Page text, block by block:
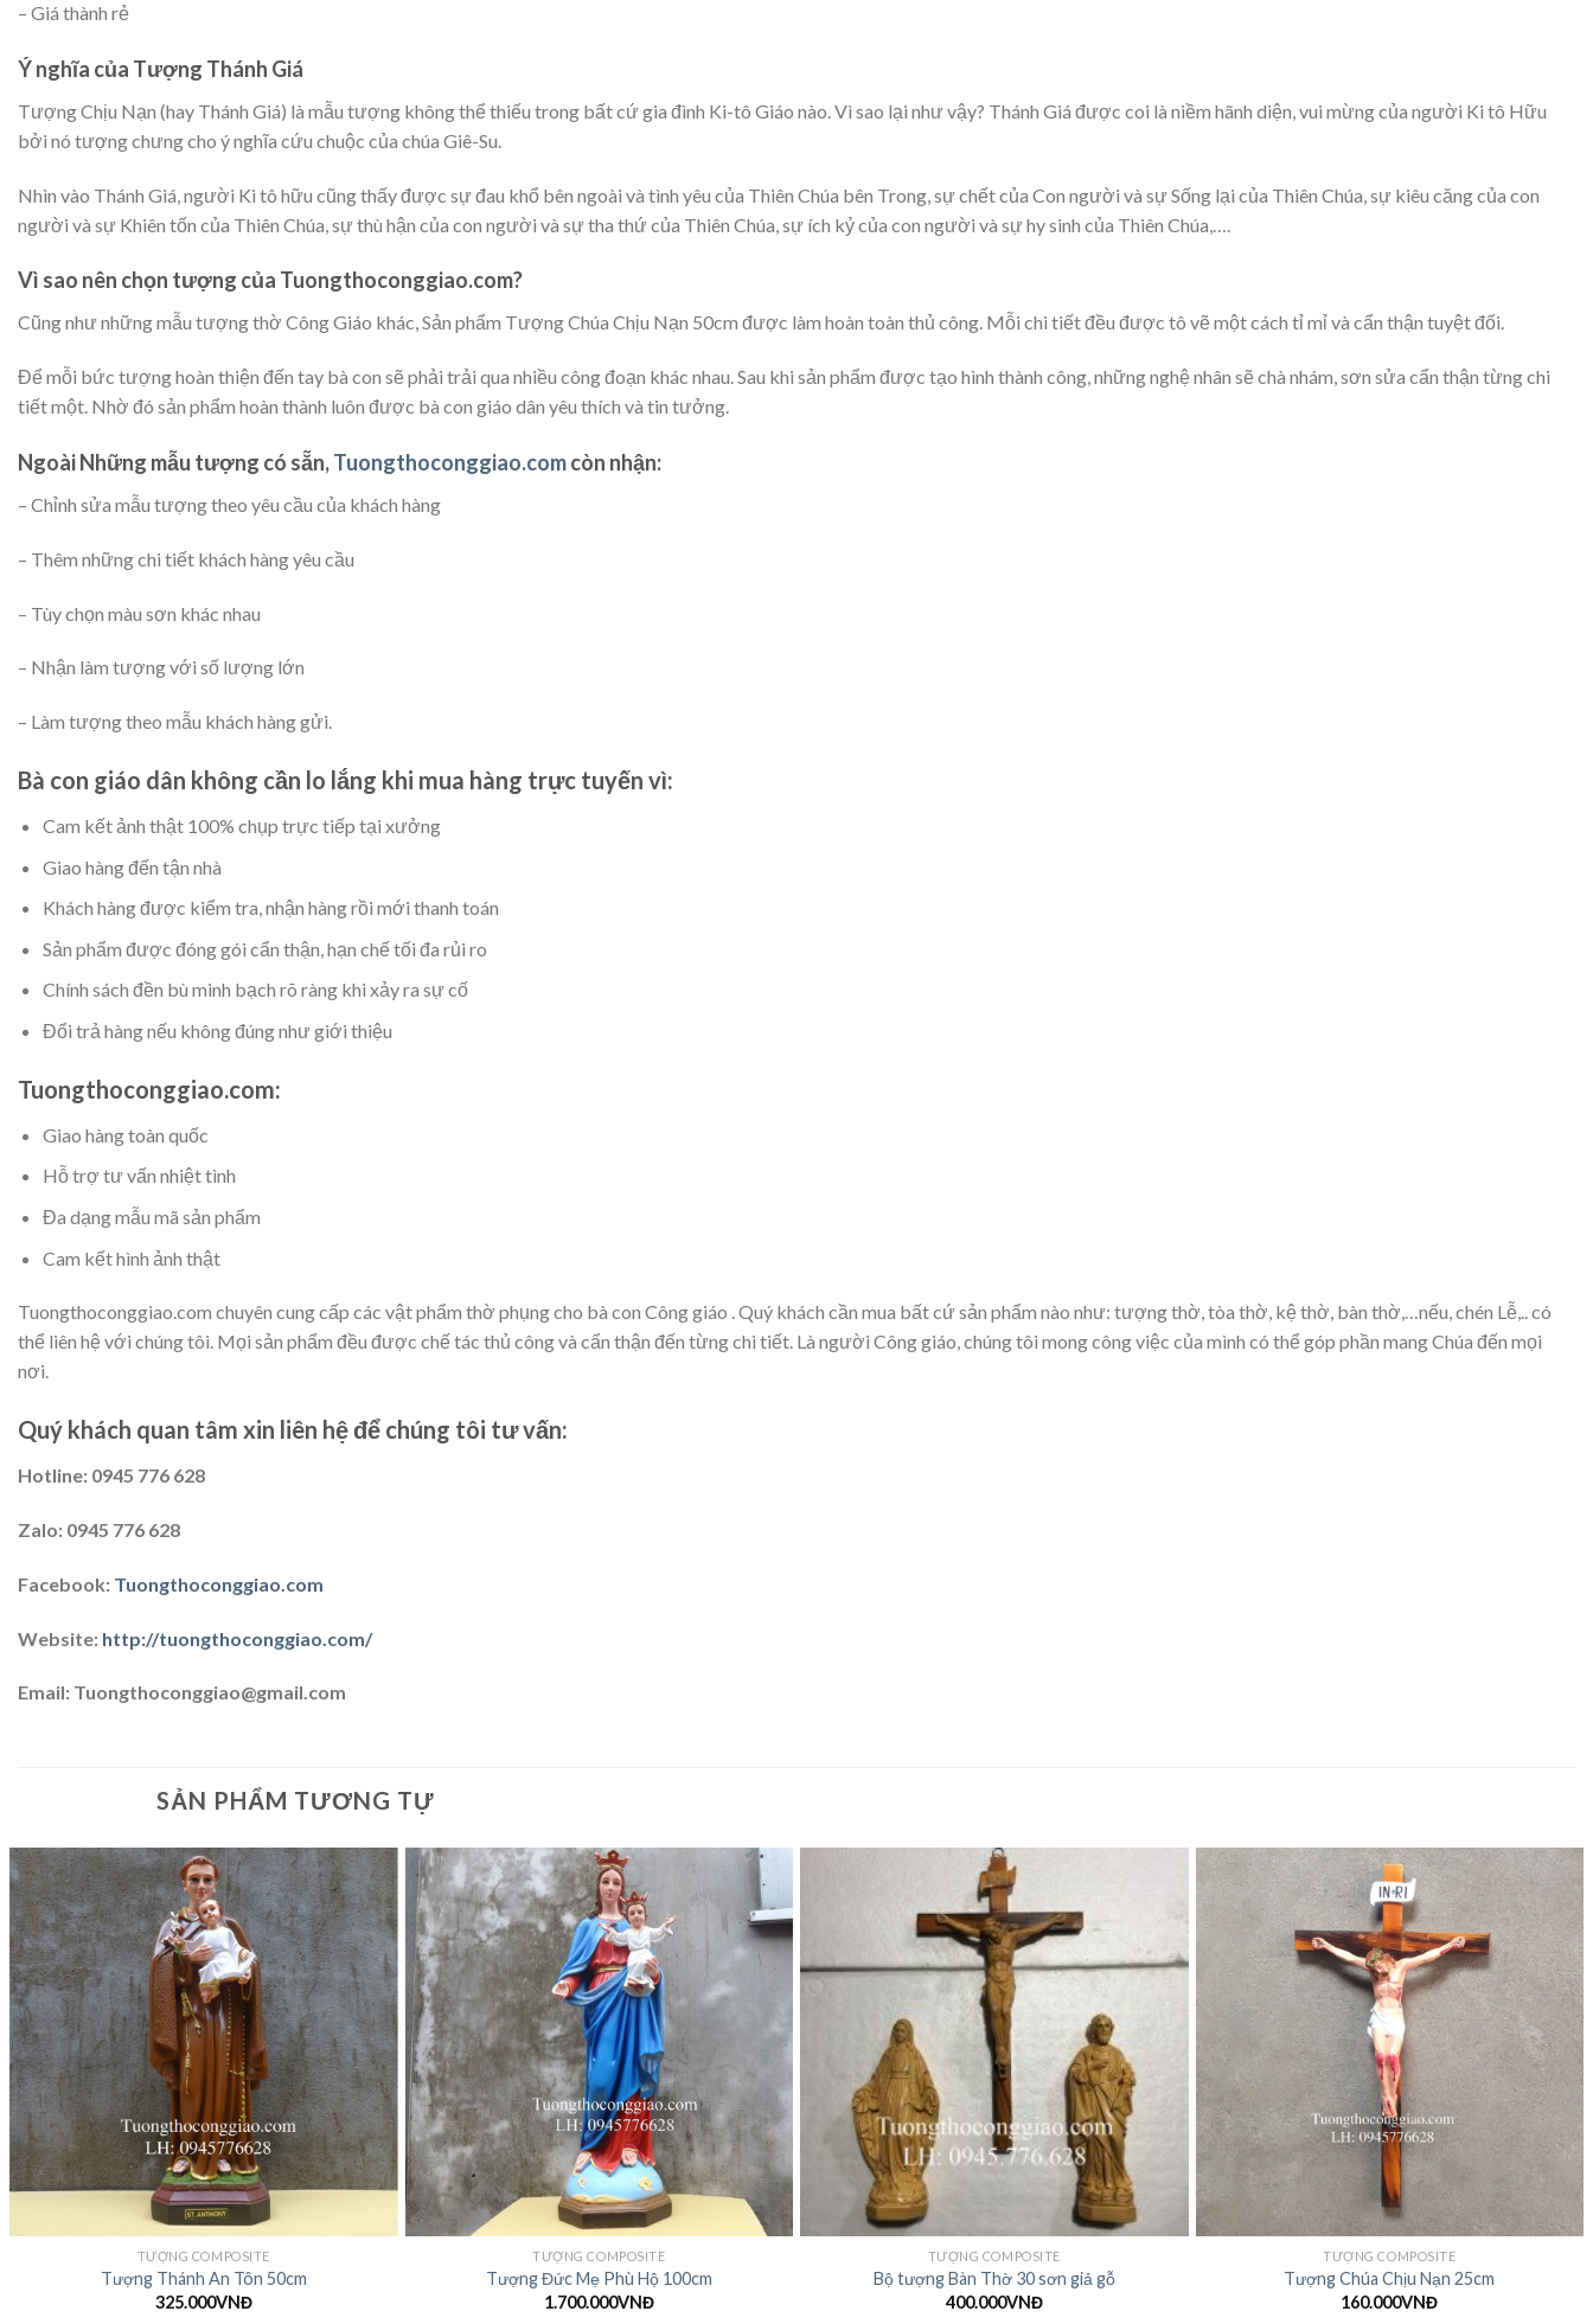
– Giá thành rẻ
Ý nghĩa của Tượng Thánh Giá
Tượng Chịu Nạn (hay Thánh Giá) là mẫu tượng không thể thiếu trong bất cứ gia đình Ki-tô Giáo nào. Vì sao lại như vậy? Thánh Giá được coi là niềm hãnh diện, vui mừng của người Ki tô Hữu
bởi nó tượng chưng cho ý nghĩa cứu chuộc của chúa Giê-Su.
Nhìn vào Thánh Giá, người Ki tô hữu cũng thấy được sự đau khổ bên ngoài và tình yêu của Thiên Chúa bên Trong, sự chết của Con người và sự Sống lại của Thiên Chúa, sự kiêu căng của con
người và sự Khiên tốn của Thiên Chúa, sự thù hận của con người và sự tha thứ của Thiên Chúa, sự ích kỷ của con người và sự hy sinh của Thiên Chúa,….
Vì sao nên chọn tượng của Tuongthoconggiao.com?
Cũng như những mẫu tượng thờ Công Giáo khác, Sản phẩm Tượng Chúa Chịu Nạn 50cm được làm hoàn toàn thủ công. Mỗi chi tiết đều được tô vẽ một cách tỉ mỉ và cẩn thận tuyệt đối.
Để mỗi bức tượng hoàn thiện đến tay bà con sẽ phải trải qua nhiều công đoạn khác nhau. Sau khi sản phẩm được tạo hình thành công, những nghệ nhân sẽ chà nhám, sơn sửa cẩn thận từng chi
tiết một. Nhờ đó sản phẩm hoàn thành luôn được bà con giáo dân yêu thích và tin tưởng.
Ngoài Những mẫu tượng có sẵn,Tuongthoconggiao.comcòn nhận:
– Chỉnh sửa mẫu tượng theo yêu cầu của khách hàng
– Thêm những chi tiết khách hàng yêu cầu
– Tùy chọn màu sơn khác nhau
– Nhận làm tượng với số lượng lớn
– Làm tượng theo mẫu khách hàng gửi.
Bà con giáo dân không cần lo lắng khi mua hàng trực tuyến vì:
Cam kết ảnh thật 100% chụp trực tiếp tại xưởng
Giao hàng đến tận nhà
Khách hàng được kiểm tra, nhận hàng rồi mới thanh toán
Sản phẩm được đóng gói cẩn thận, hạn chế tối đa rủi ro
Chính sách đền bù minh bạch rõ ràng khi xảy ra sự cố
Đổi trả hàng nếu không đúng như giới thiệu
Tuongthoconggiao.com:
Giao hàng toàn quốc
Hỗ trợ tư vấn nhiệt tình
Đa dạng mẫu mã sản phẩm
Cam kết hình ảnh thật
Tuongthoconggiao.com chuyên cung cấp các vật phẩm thờ phụng cho bà con Công giáo . Quý khách cần mua bất cứ sản phẩm nào như: tượng thờ, tòa thờ, kệ thờ, bàn thờ,…nếu, chén Lễ,.. có
thể liên hệ với chúng tôi. Mọi sản phẩm đều được chế tác thủ công và cẩn thận đến từng chi tiết. Là người Công giáo, chúng tôi mong công việc của mình có thể góp phần mang Chúa đến mọi
nơi.
Quý khách quan tâm xin liên hệ để chúng tôi tư vấn:
Hotline: 0945 776 628
Zalo: 0945 776 628
Facebook: Tuongthoconggiao.com
Website: http://tuongthoconggiao.com/
Email: Tuongthoconggiao@gmail.com
SẢN PHẨM TƯƠNG TỰ
TƯỢNG COMPOSITE
Tượng Thánh An Tôn 50cm
325.000VNĐ
TƯỢNG COMPOSITE
Tượng Đức Mẹ Phù Hộ 100cm
1.700.000VNĐ
TƯỢNG COMPOSITE
Bộ tượng Bàn Thờ 30 sơn giả gỗ
400.000VNĐ
TƯỢNG COMPOSITE
Tượng Chúa Chịu Nạn 25cm
160.000VNĐ